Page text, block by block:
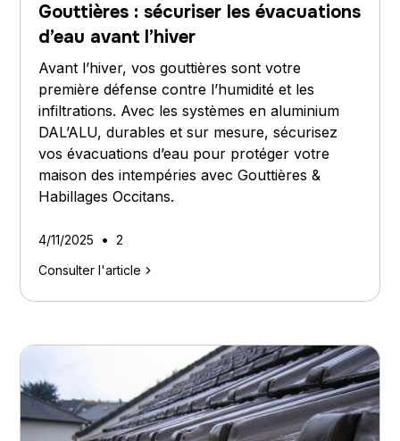
Gouttières : sécuriser les évacuations
d’eau avant l’hiver
Avant l’hiver, vos gouttières sont votre
première défense contre l’humidité et les
infiltrations. Avec les systèmes en aluminium
DAL’ALU, durables et sur mesure, sécurisez
vos évacuations d’eau pour protéger votre
maison des intempéries avec Gouttières &
Habillages Occitans.
4/11/2025 • 2
Consulter l'article